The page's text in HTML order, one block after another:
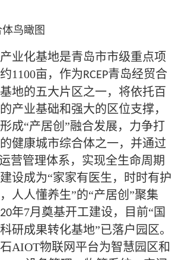
鸟瞰图
业化基地是青岛市市级重点项
1100亩，作为 RCEP青岛经贸合
地的五大片区之一，将依托百
产业基础和强大的区位支撑，
成“产居创”融合发展，力争打
健康城市综合体之一，并通过
营管理体系，实现全生命周期
设成为“家家有医生，时时有护
人人懂养生”的“产居创”聚集
年7月奠基开工建设，目前“国
研成果转化基地”已落户园区。
AIOT物联网平台为智慧园区和